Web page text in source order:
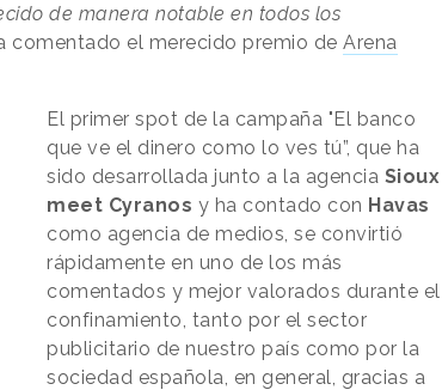
de manera notable en todos los
comentado el merecido premio de Arena
El primer spot de la campaña "El banco
que ve el dinero como lo ves tú”, que ha
sido desarrollada junto a la agencia Sioux
meet Cyranos y ha contado con Havas
como agencia de medios, se convirtió
rápidamente en uno de los más
comentados y mejor valorados durante el
confinamiento, tanto por el sector
publicitario de nuestro país como por la
sociedad española, en general, gracias a